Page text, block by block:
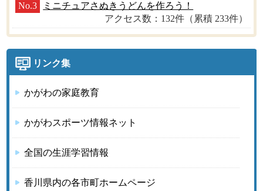
No.3
ミニチュアさぬきうどんを作ろう！
アクセス数：132件（累積 233件）
リンク集
かがわの家庭教育
かがわスポーツ情報ネット
全国の生涯学習情報
香川県内の各市町ホームページ